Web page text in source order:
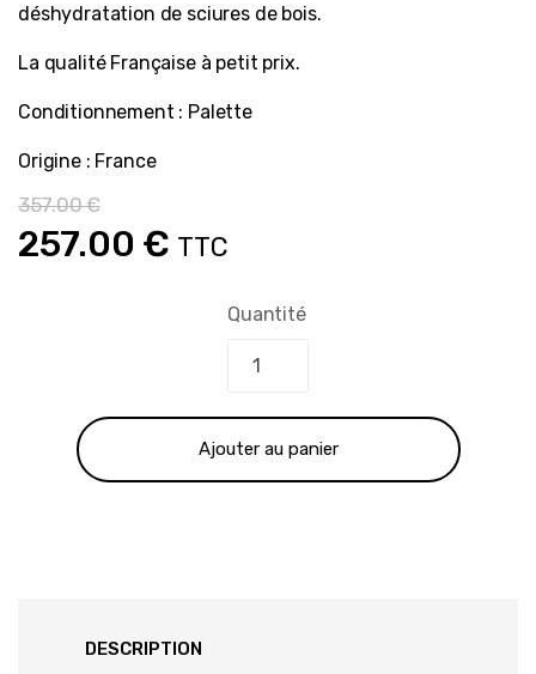
déshydratation de sciures de bois.
La qualité Française à petit prix.
Conditionnement : Palette
Origine : France
357.00€
Le
était :
357.00 €.
257.00 €Le
prix
actuel
est :
257.00 €.
TTC
Quantité
Ajouter au panier
DESCRIPTION